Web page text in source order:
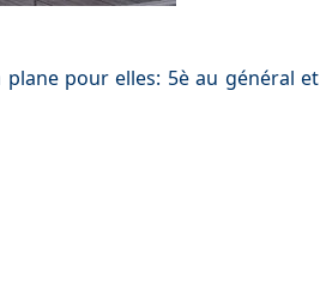
pour elles: 5è au général et